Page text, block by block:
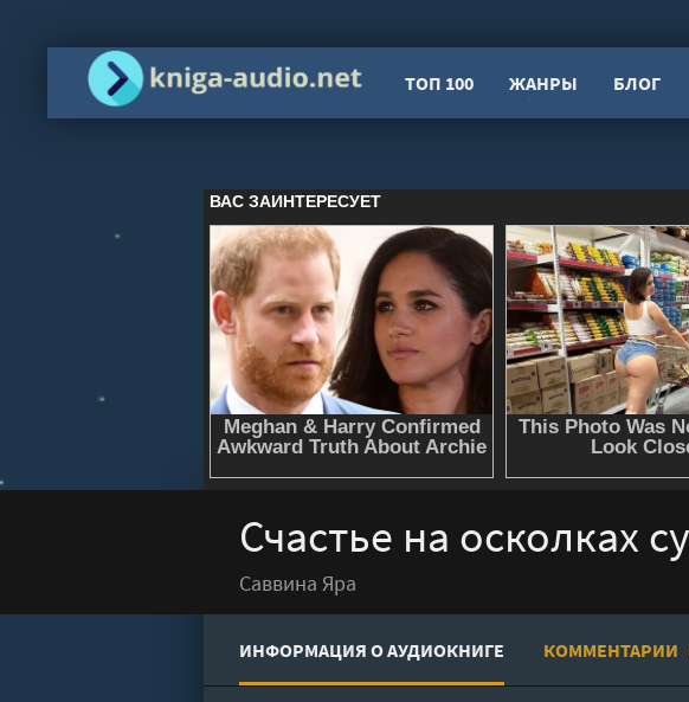
ТОП 100 ЖАНРЫ БЛОГ
Счастье на осколках
Саввина Яра
ИНФОРМАЦИЯ О АУДИОКНИГЕ КОММЕНТАРИИ